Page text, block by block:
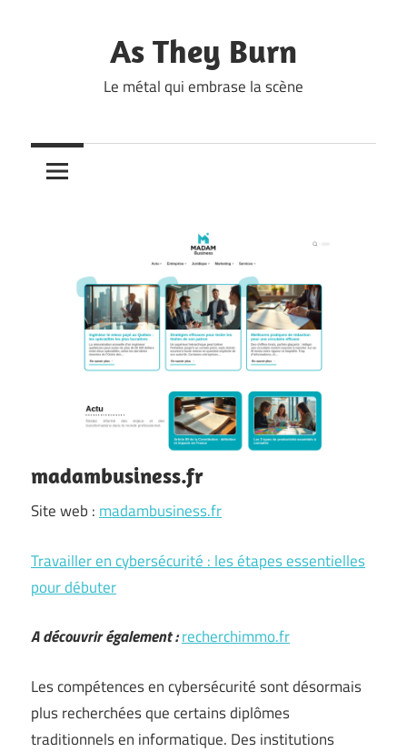
As They Burn
Le métal qui embrase la scène
madambusiness.fr
Site web : madambusiness.fr
Travailler en cybersécurité : les étapes essentielles
pour débuter
A découvrir également :recherchimmo.fr
Les compétences en cybersécurité sont désormais
plus recherchées que certains diplômes
traditionnels en informatique. Des institutions